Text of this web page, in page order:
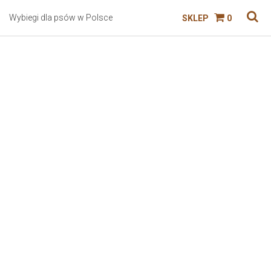
Wybiegi dla psów w Polsce SKLEP 0